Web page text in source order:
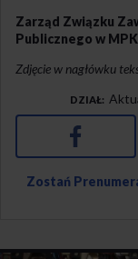
Zarząd Związku
Publicznego w
Zdjęcie w nagłówku
DZIAŁ
Facebook
Zostań